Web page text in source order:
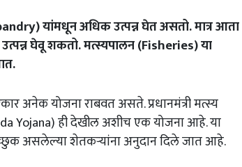
यांमधून अधिक उत्पन्न घेत असतो. मात्र आता
घेवू शकतो. मत्स्यपालन (Fisheries) या
अनेक योजना राबवत असते. प्रधानमंत्री मत्स्य
Yojana) ही देखील अशीच एक योजना आहे. या
असलेल्या शेतकऱ्यांना अनुदान दिले जात आहे.